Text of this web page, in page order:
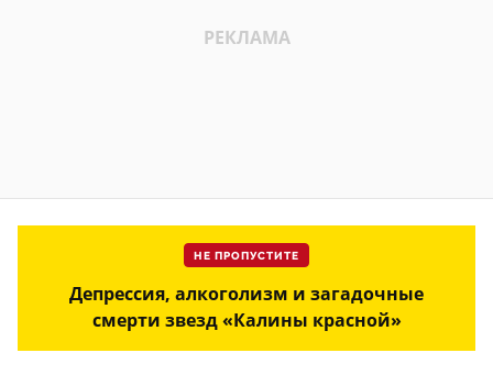
НЕ ПРОПУСТИТЕ
Депрессия, алкоголизм и загадочные
смерти звезд «Калины красной»